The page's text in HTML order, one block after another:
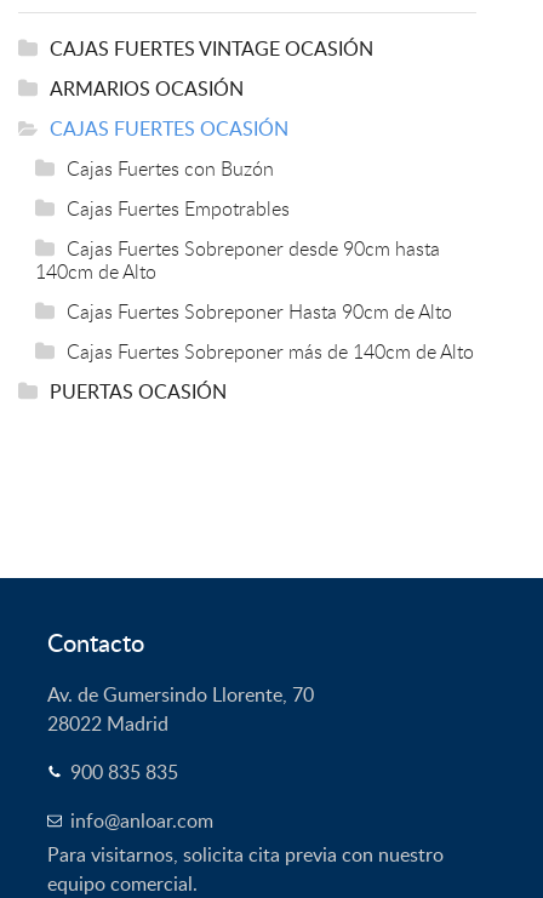
CAJAS FUERTES VINTAGE OCASIÓN
ARMARIOS OCASIÓN
CAJAS FUERTES OCASIÓN
Cajas Fuertes con Buzón
Cajas Fuertes Empotrables
Cajas Fuertes Sobreponer desde 90cm hasta
140cm de Alto
Cajas Fuertes Sobreponer Hasta 90cm de Alto
Cajas Fuertes Sobreponer más de 140cm de Alto
PUERTAS OCASIÓN
Contacto
Av. de Gumersindo Llorente, 70
28022 Madrid
900 835 835
info@anloar.com
Para visitarnos, solicita cita previa con nuestro
equipo comercial.